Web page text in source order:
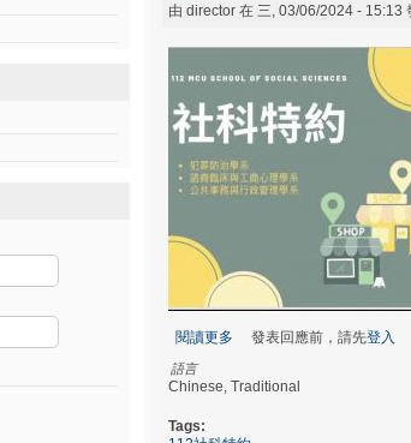
由 director在 三, 03/06/2024 - 15:13
閱讀更多 關於112社科特約
發表回應前，請先登入
語言
Chinese, Traditional
Tags: